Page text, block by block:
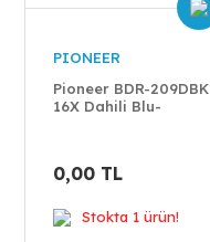
PIONEER
Pioneer BDR-209DBK
16X Dahili Blu-
0,00 TL
Stokta 1 ürün!